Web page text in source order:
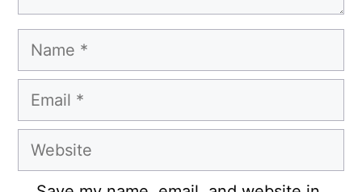
Name
Email
Website